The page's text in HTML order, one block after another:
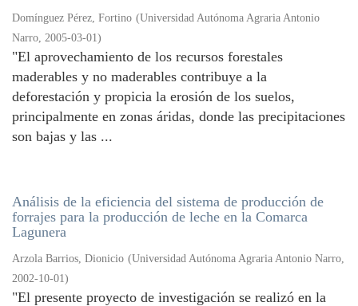
Domínguez Pérez, Fortino (Universidad Autónoma Agraria Antonio
Narro, 2005-03-01)
"El aprovechamiento de los recursos forestales
maderables y no maderables contribuye a la
deforestación y propicia la erosión de los suelos,
principalmente en zonas áridas, donde las precipitaciones
son bajas y las ...
Análisis de la eficiencia del sistema de producción de
forrajes para la producción de leche en la Comarca
Lagunera
Arzola Barrios, Dionicio (Universidad Autónoma Agraria Antonio Narro,
2002-10-01)
"El presente proyecto de investigación se realizó en la